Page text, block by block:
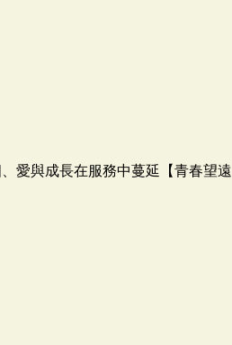
愛與成長在服務中蔓延【青春望遠